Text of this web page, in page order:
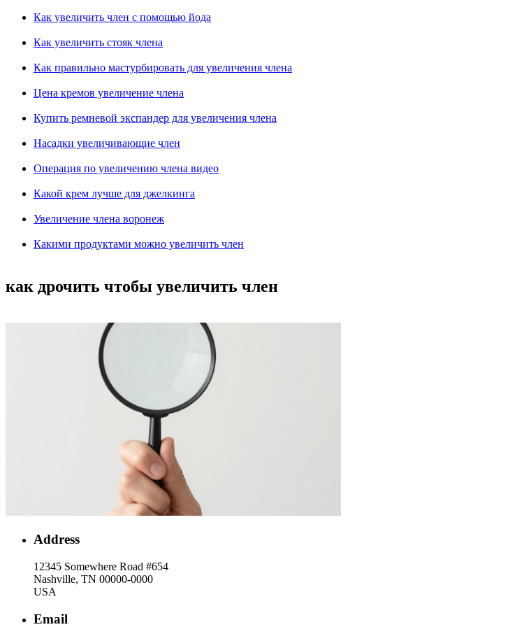
Как увеличить член с помощью йода
Как увеличить стояк члена
Как правильно мастурбировать для увеличения члена
Цена кремов увеличение члена
Купить ремневой экспандер для увеличения члена
Насадки увеличивающие член
Операция по увеличению члена видео
Какой крем лучше для джелкинга
Увеличение члена воронеж
Какими продуктами можно увеличить член
как дрочить чтобы увеличить член
Address
12345 Somewhere Road #654
Nashville, TN 00000-0000
USA
Email